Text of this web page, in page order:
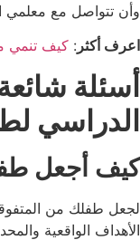
وأن تتواصل مع معلمي
اعرف أكثر : كيف تنمي
أسئلة
الدراسي
كيف أجعل
لجعل طفلك من
الأهداف الواقعية